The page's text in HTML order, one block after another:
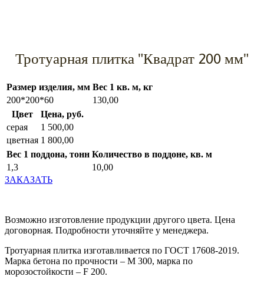
Тротуарная плитка "Квадрат 200 мм"
Размер изделия, мм Вес 1 кв. м, кг
200*200*60
130,00
Цвет
Цена, руб.
серая
1 500,00
цветная 1 800,00
Вес 1 поддона, тонн Количество в поддоне, кв. м
1,3
10,00
ЗАКАЗАТЬ
Возможно изготовление продукции другого цвета. Цена
договорная. Подробности уточняйте у менеджера.
Тротуарная плитка изготавливается по ГОСТ 17608-2019.
Марка бетона по прочности – М 300, марка по
морозостойкости – F 200.